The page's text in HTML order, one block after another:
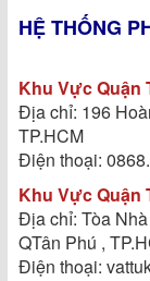
HỆ THỐNG
Khu Vực Quận
Địa chỉ: 196
TP.HCM
Điện thoại:
Khu Vực Quận
Địa chỉ: Tòa
QTân Phú ,
Điện thoại: